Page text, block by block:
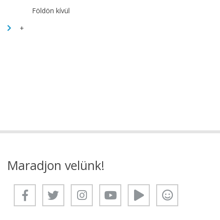
Földön kívül
+
Maradjon velünk!